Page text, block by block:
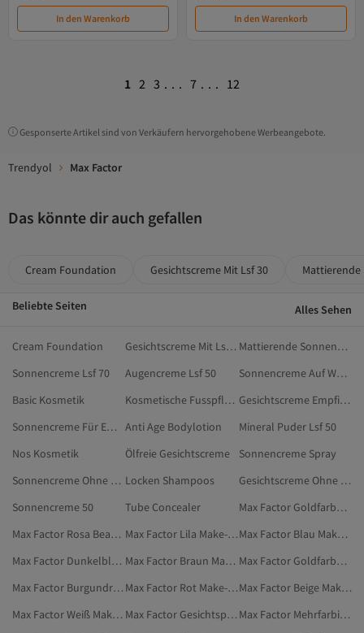
In den Warenkorb In den Warenkorb
1 2 3 ... 7 ... 12
Gesponserte Artikel sind von Verkäufern hervorgehobene Werbeangebote.
Trendyol Max Factor
Das könnte dir auch gefallen
Cream Foundation Gesichtscreme Mit Lsf 30 Mattierende
Beliebte Seiten Alles Sehen
Cream Foundation Gesichtscreme Mit Lsf 30
Mattierende Sonnencreme
Sonnencreme Lsf 70
Augencreme Lsf 50
Sonnencreme Auf Wasserbasis
Basic Kosmetik
Kosmetische Fusspflege
Gesichtscreme Empfindliche Haut
Sonnencreme Für Empfindliche Haut
Anti Age Bodylotion
Mineral Puder Lsf 50
Nos Kosmetik
Ölfreie Gesichtscreme
Sonnencreme Spray
Sonnencreme Ohne Parfum Und Alkohol Locken Shampoos
Gesichtscreme Ohne Alkohol
Sonnencreme 50
Tube Concealer
Max Factor Goldfarben Make-up
Max Factor Rosa Beauty
Max Factor Lila Make-up
Max Factor Blau Make-up
Max Factor Dunkelblau Augen-Make-up
Max Factor Braun Make-up
Max Factor Goldfarben Teint-Make-up
Max Factor Burgundrot Beauty
Max Factor Rot Make-up
Max Factor Beige Make-up
Max Factor Weiß Make-up
Max Factor Gesichtsprimer
Max Factor Mehrfarbig Beauty